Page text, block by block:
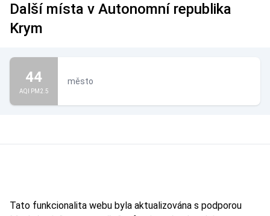
Další místa v Autonomní republika
Krym
44
AQI PM2.5
město
Tato funkcionalita webu byla aktualizována s podporou